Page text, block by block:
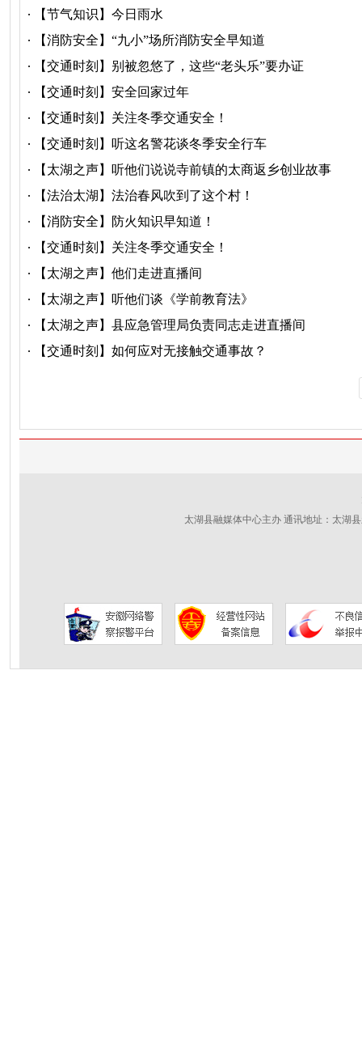
【节气知识】今日雨水
【消防安全】“九小”场所消防安全早知道
【交通时刻】别被忽悠了，这些“老头乐”要办证
【交通时刻】安全回家过年
【交通时刻】关注冬季交通安全！
【交通时刻】听这名警花谈冬季安全行车
【太湖之声】听他们说说寺前镇的太商返乡创业故事
【法治太湖】法治春风吹到了这个村！
【消防安全】防火知识早知道！
【交通时刻】关注冬季交通安全！
【太湖之声】他们走进直播间
【太湖之声】听他们谈《学前教育法》
【太湖之声】县应急管理局负责同志走进直播间
【交通时刻】如何应对无接触交通事故？
太湖县融媒体中心主办 通讯地址：太湖